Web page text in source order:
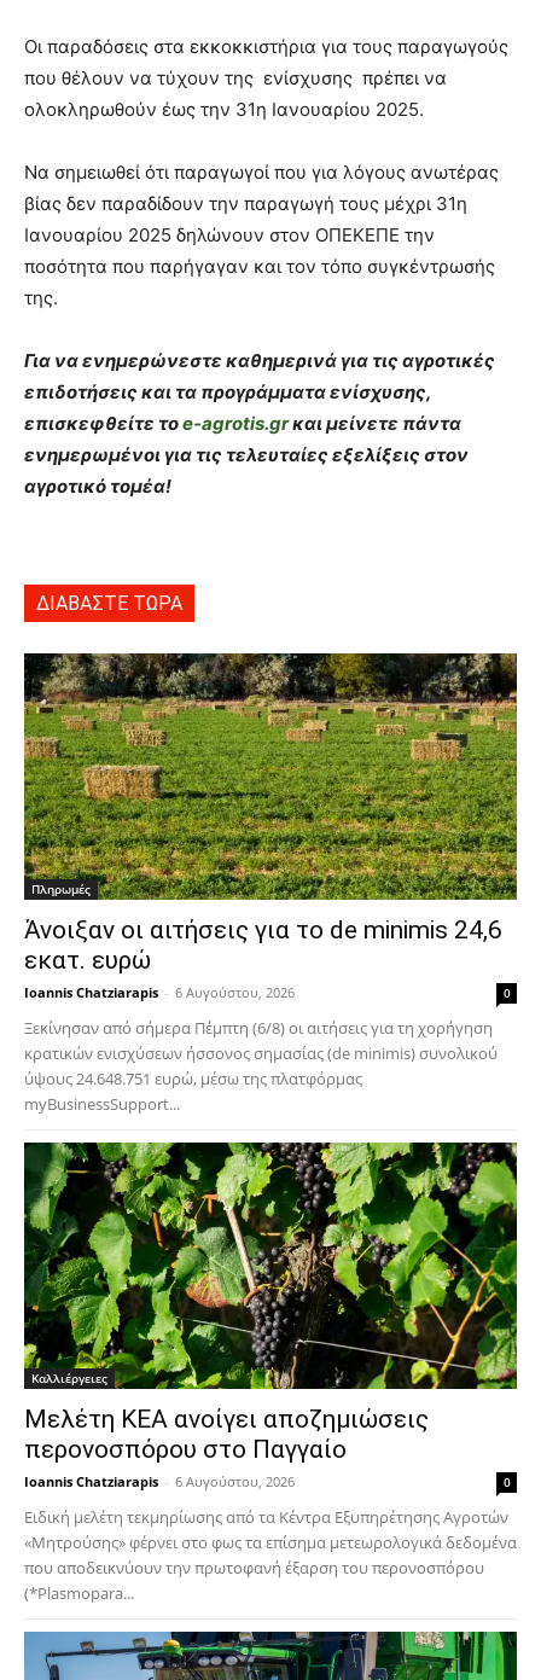
Οι παραδόσεις στα εκκοκκιστήρια για τους παραγωγούς
που θέλουν να τύχουν της ενίσχυσης πρέπει να
ολοκληρωθούν έως την 31η Ιανουαρίου 2025.
Να σημειωθεί ότι παραγωγοί που για λόγους ανωτέρας
βίας δεν παραδίδουν την παραγωγή τους μέχρι 31η
Ιανουαρίου 2025 δηλώνουν στον ΟΠΕΚΕΠΕ την
ποσότητα που παρήγαγαν και τον τόπο συγκέντρωσής
της.
Για να ενημερώνεστε καθημερινά για τις αγροτικές
επιδοτήσεις και τα προγράμματα ενίσχυσης,
επισκεφθείτε τοe-agrotis.grκαι μείνετε πάντα
ενημερωμένοι για τις τελευταίες εξελίξεις στον
αγροτικό τομέα!
ΔΙΑΒΑΣΤΕ ΤΩΡΑ
Πληρωμές
Άνοιξαν οι αιτήσεις για το de minimis 24,6
εκατ. ευρώ
Ioannis Chatziarapis - 6 Αυγούστου, 2026 0
Ξεκίνησαν από σήμερα Πέμπτη (6/8) οι αιτήσεις για τη χορήγηση
κρατικών ενισχύσεων ήσσονος σημασίας (de minimis) συνολικού
ύψους 24.648.751 ευρώ, μέσω της πλατφόρμας
myBusinessSupport...
Καλλιέργειες
Μελέτη ΚΕΑ ανοίγει αποζημιώσεις
περονοσπόρου στο Παγγαίο
Ioannis Chatziarapis - 6 Αυγούστου, 2026 0
Ειδική μελέτη τεκμηρίωσης από τα Κέντρα Εξυπηρέτησης Αγροτών
«Μητρούσης» φέρνει στο φως τα επίσημα μετεωρολογικά δεδομένα
που αποδεικνύουν την πρωτοφανή έξαρση του περονοσπόρου
(*Plasmopara...